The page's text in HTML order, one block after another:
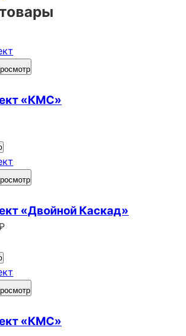
«КМС»
«Двойной Каскад»
Диапазон
000₽
–
360₽«КМС»